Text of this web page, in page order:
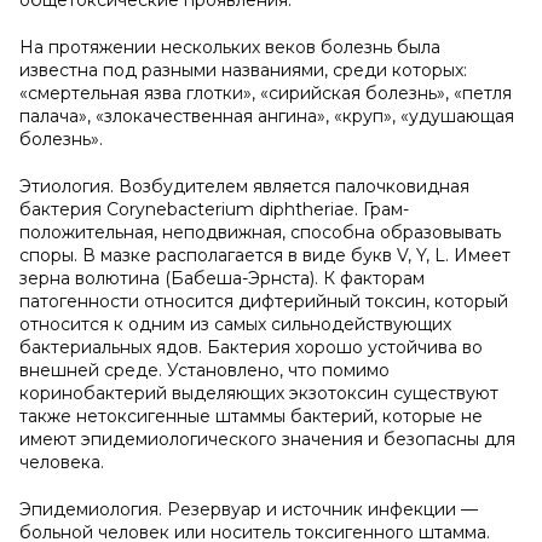
На протяжении нескольких веков болезнь была
известна под разными названиями, среди которых:
«смертельная язва глотки», «сирийская болезнь», «петля
палача», «злокачественная ангина», «круп», «удушающая
болезнь».
Этиология. Возбудителем является палочковидная
бактерия Corynebacterium diphtheriae. Грам-
положительная, неподвижная, способна образовывать
споры. В мазке располагается в виде букв V, Y, L. Имеет
зерна волютина (Бабеша-Эрнста). К факторам
патогенности относится дифтерийный токсин, который
относится к одним из самых сильнодействующих
бактериальных ядов. Бактерия хорошо устойчива во
внешней среде. Установлено, что помимо
коринобактерий выделяющих экзотоксин существуют
также нетоксигенные штаммы бактерий, которые не
имеют эпидемиологического значения и безопасны для
человека.
Эпидемиология. Резервуар и источник инфекции —
больной человек или носитель токсигенного штамма.